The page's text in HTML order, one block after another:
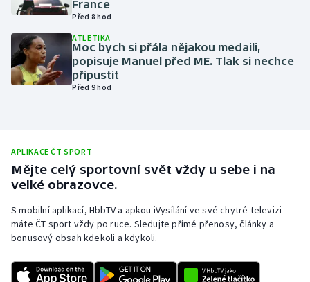
Motorsport
Olympijské hry
Parasport
Ragby
Rychlobruslení
Rychlostní kanoistika
Short track
France
Před 8 hod
ATLETIKA
Moc bych si přála nějakou medaili,
popisuje Manuel před ME. Tlak si nechce
připustit
Před 9 hod
APLIKACE ČT SPORT
Mějte celý sportovní svět vždy u sebe i na
velké obrazovce.
S mobilní aplikací, HbbTV a apkou iVysílání ve své chytré televizi
máte ČT sport vždy po ruce. Sledujte přímé přenosy, články a
bonusový obsah kdekoli a kdykoli.